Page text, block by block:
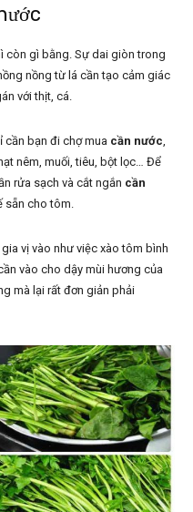
còn gì bằng. Sự dai giòn trong
nồng từ lá cần tạo cảm giác
với thịt, cá.
cần bạn đi chợ mua cần nước
nêm, muối, tiêu, bột lọc… Để
rửa sạch và cắt ngắn cần
sẵn cho tôm.
vị vào như việc xào tôm bình
vào cho dậy mùi hương của
mà lại rất đơn giản phải